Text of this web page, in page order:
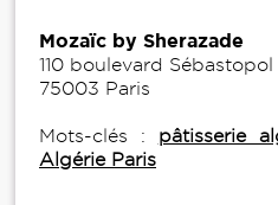
Mozaïc by Sherazade
110 boulevard Sébastopol
75003 Paris
Mots-clés : pâtisserie
Algérie Paris